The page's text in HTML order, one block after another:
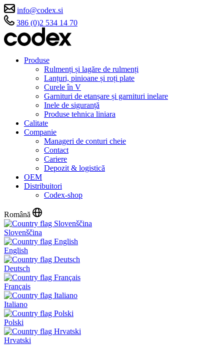
info@codex.si
386 (0)2 534 14 70
Produse
Rulmenți și lagăre de rulmenți
Lanțuri, pinioane și roți plate
Curele în V
Garnituri de etanșare și garnituri inelare
Inele de siguranță
Produse tehnica liniara
Calitate
Companie
Manageri de conturi cheie
Contact
Cariere
Depozit & logistică
OEM
Distribuitori
Codex-shop
Română
Slovenščina
English
Deutsch
Français
Italiano
Polski
Hrvatski